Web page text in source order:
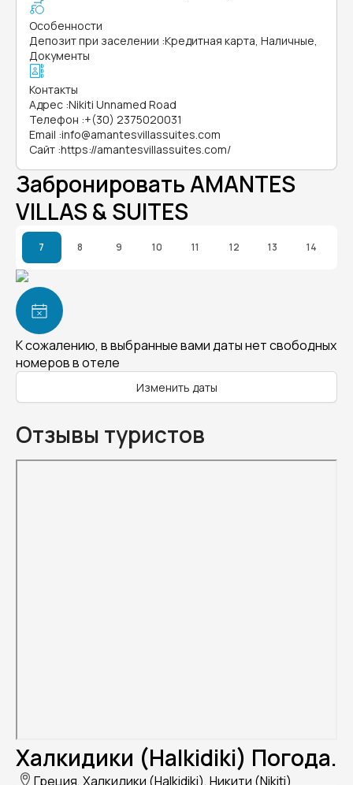
Особенности
Депозит при заселении :Кредитная карта, Наличные,
Документы
Контакты
Адрес :Nikiti Unnamed Road
Телефон :+(30) 2375020031
Email :info@amantesvillassuites.com
Сайт :https://amantesvillassuites.com/
Забронировать AMANTES
VILLAS & SUITES
7 8 9 10 11 12 13 14
К сожалению, в выбранные вами даты нет свободных
номеров в отеле
Изменить даты
Отзывы туристов
Халкидики (Halkidiki) Погода.
Греция, Халкидики (Halkidiki), Никити (Nikiti)